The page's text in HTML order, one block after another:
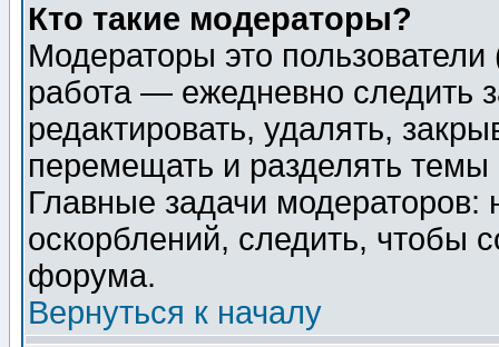
Кто такие модераторы?
Модераторы это
работа — ежедневно следить
редактировать, удалять,
перемещать и разделять
Главные задачи
оскорблений, следить, чтобы
форума.
Вернуться к началу